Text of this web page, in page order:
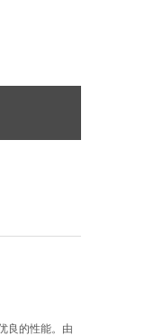
良的性能。由